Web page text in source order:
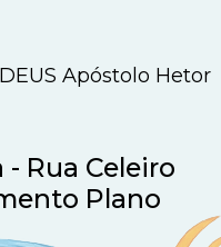
Apóstolo Hetor
Rua Celeiro
Plano